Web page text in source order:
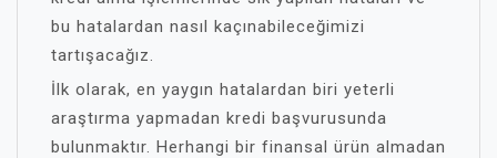
bu hatalardan nasıl kaçınabileceğimizi
tartışacağız.
İlk olarak, en yaygın hatalardan biri yeterli
araştırma yapmadan kredi başvurusunda
bulunmaktır. Herhangi bir finansal ürün almadan